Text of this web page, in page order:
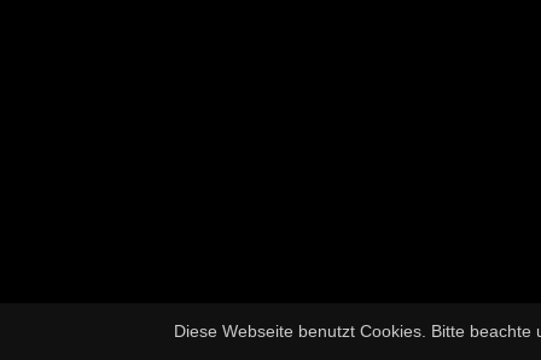
Diese Webseite benutzt Cookies. Bitte beachte